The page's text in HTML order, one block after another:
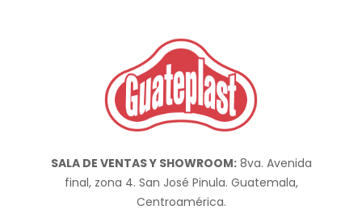
SALA DE VENTAS Y SHOWROOM:8va. Avenida
final, zona 4. San José Pinula. Guatemala,
Centroamérica.